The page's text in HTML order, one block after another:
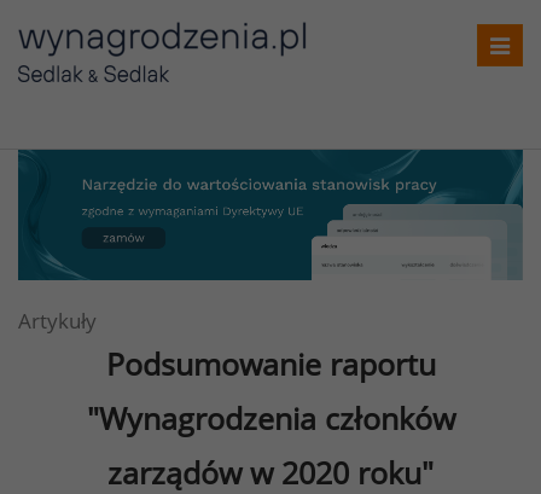
Artykuły
Podsumowanie raportu
"Wynagrodzenia członków
zarządów w 2020 roku"